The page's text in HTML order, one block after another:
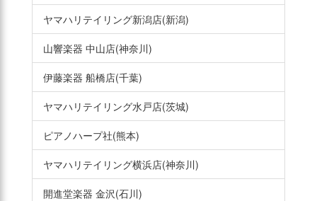
ヤマハリテイリング新潟店(新潟)
山響楽器 中山店(神奈川)
伊藤楽器 船橋店(千葉)
ヤマハリテイリング水戸店(茨城)
ピアノハープ社(熊本)
ヤマハリテイリング横浜店(神奈川)
開進堂楽器 金沢(石川)